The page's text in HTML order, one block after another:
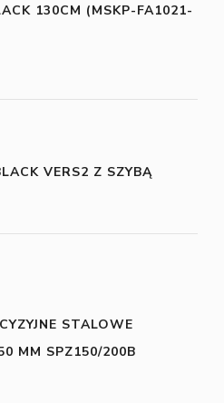
130CM (MSKP-FA1021-
VERS2 Z SZYBĄ
STALOWE
MM SPZ150/200B